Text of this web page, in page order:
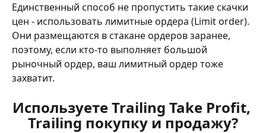
Единственный способ не пропустить такие скачки
цен - использовать лимитные ордера (Limit order).
Они размещаются в стакане ордеров заранее,
поэтому, если кто-то выполняет большой
рыночный ордер, ваш лимитный ордер тоже
захватит.
Используете Trailing Take Profit,
Trailing покупку и продажу?